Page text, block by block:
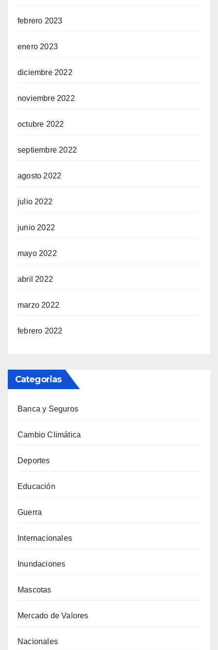
febrero 2023
enero 2023
diciembre 2022
noviembre 2022
octubre 2022
septiembre 2022
agosto 2022
julio 2022
junio 2022
mayo 2022
abril 2022
marzo 2022
febrero 2022
Categorias
Banca y Seguros
Cambio Climática
Deportes
Educación
Guerra
Internacionales
Inundaciones
Mascotas
Mercado de Valores
Nacionales